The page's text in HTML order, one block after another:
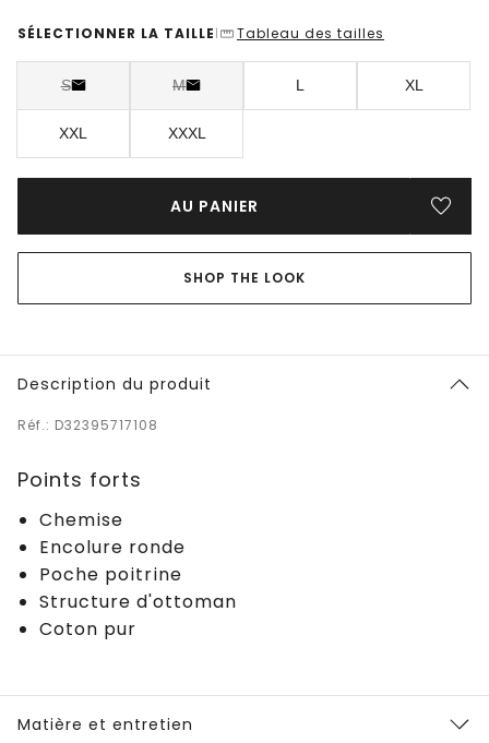
SÉLECTIONNER LA TAILLE | Tableau des tailles
S M L XL
XXL XXXL
AU PANIER
SHOP THE LOOK
Description du produit
Réf.: D32395717108
Points forts
Chemise
Encolure ronde
Poche poitrine
Structure d'ottoman
Coton pur
Matière et entretien